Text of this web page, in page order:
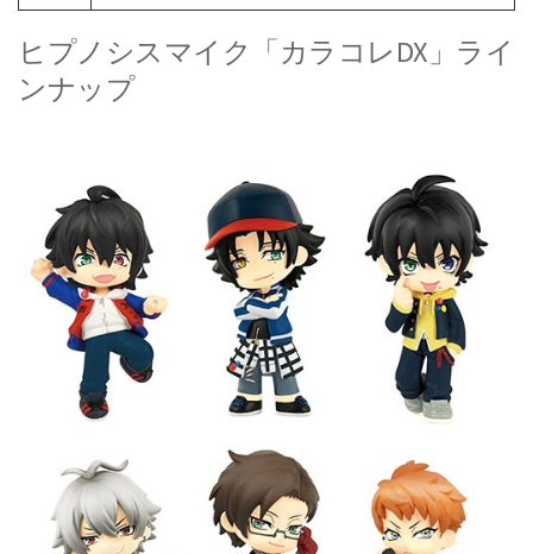
ヒプノシスマイク「カラコレDX」ライ
ンナップ